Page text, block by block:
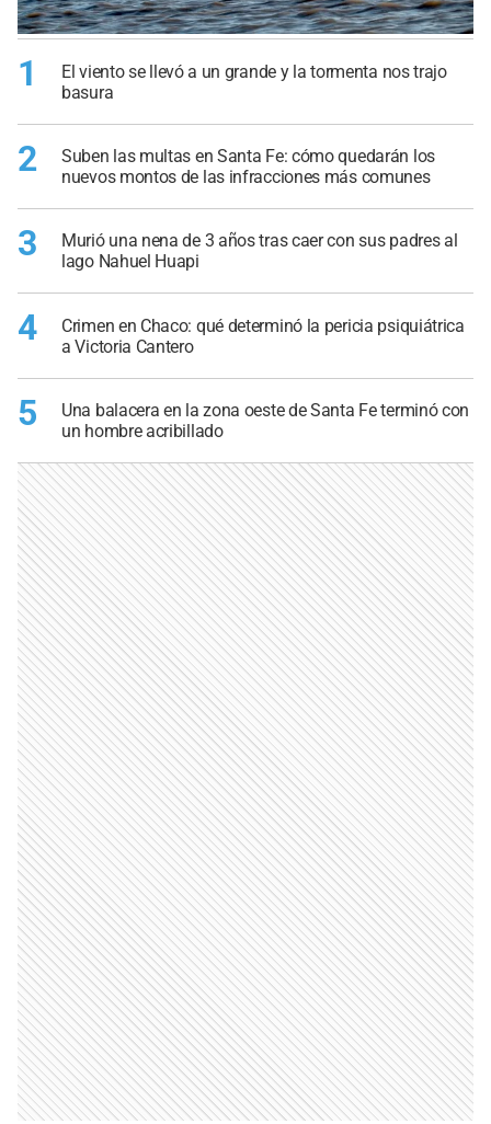
1
El viento se llevó a un grande y la tormenta nos trajo
basura
2
Suben las multas en Santa Fe: cómo quedarán los
nuevos montos de las infracciones más comunes
3
Murió una nena de 3 años tras caer con sus padres al
lago Nahuel Huapi
4
Crimen en Chaco: qué determinó la pericia psiquiátrica
a Victoria Cantero
5
Una balacera en la zona oeste de Santa Fe terminó con
un hombre acribillado